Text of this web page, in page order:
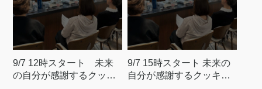
9/7 12時スタート 未来
の自分が感謝するクッキ
9/7 15時スタート 未来の
自分が感謝するクッキン